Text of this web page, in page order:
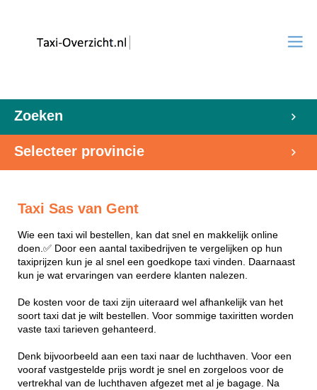
Zoeken
Selecteer provincie
Taxi Sas van Gent
Wie een taxi wil bestellen, kan dat snel en makkelijk online
doen.✅ Door een aantal taxibedrijven te vergelijken op hun
taxiprijzen kun je al snel een goedkope taxi vinden. Daarnaast
kun je wat ervaringen van eerdere klanten nalezen.
De kosten voor de taxi zijn uiteraard wel afhankelijk van het
soort taxi dat je wilt bestellen. Voor sommige taxiritten worden
vaste taxi tarieven gehanteerd.
Denk bijvoorbeeld aan een taxi naar de luchthaven. Voor een
vooraf vastgestelde prijs wordt je snel en zorgeloos voor de
vertrekhal van de luchthaven afgezet met al je bagage. Na